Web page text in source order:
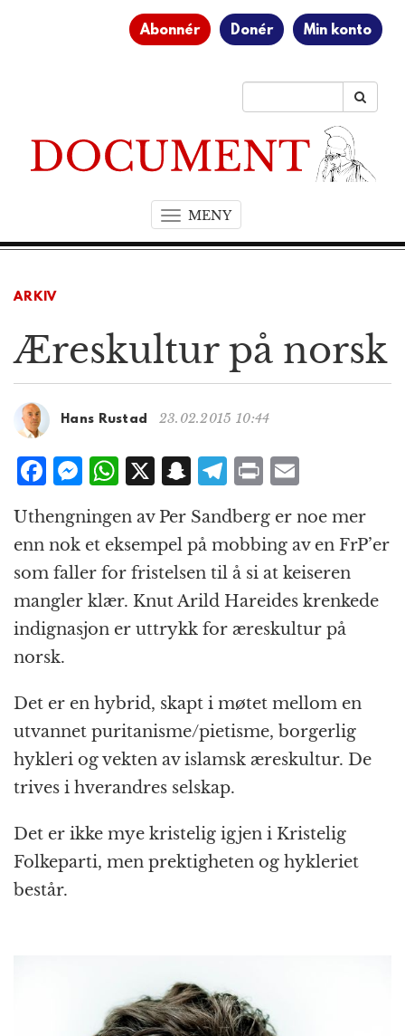
Abonnér Donér Min konto
MENYT
o
a
v
g
t
n
ARKIV
Æreskultur på norsk
Hans Rustad 23.02.2015 10:44
F
c
e
b
o
o
k
M
e
ss
e
n
g
e
W
at
s
A
p
p
X S
a
p
c
h
at
T
el
e
g
r
a
m
P
n
t
ai
l
Uthengningen av Per Sandberg er noe mer
enn nok et eksempel på mobbing av en FrP’er
som faller for fristelsen til å si at keiseren
mangler klær. Knut Arild Hareides krenkede
indignasjon er uttrykk for æreskultur på
norsk.
Det er en hybrid, skapt i møtet mellom en
utvannet puritanisme/pietisme, borgerlig
hykleri og vekten av islamsk æreskultur. De
trives i hverandres selskap.
Det er ikke mye kristelig igjen i Kristelig
Folkeparti, men prektigheten og hykleriet
består.